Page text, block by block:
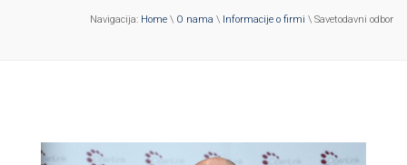
Navigacija: Home \ O nama \ Informacije o firmi \ Savetodavni odbor